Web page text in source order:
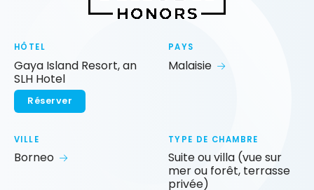
HÔTEL
Gaya Island Resort, an
SLH Hotel
Réserver
PAYS
Malaisie
VILLE
Borneo
TYPE DE CHAMBRE
Suite ou villa (vue sur
mer ou forêt, terrasse
privée)